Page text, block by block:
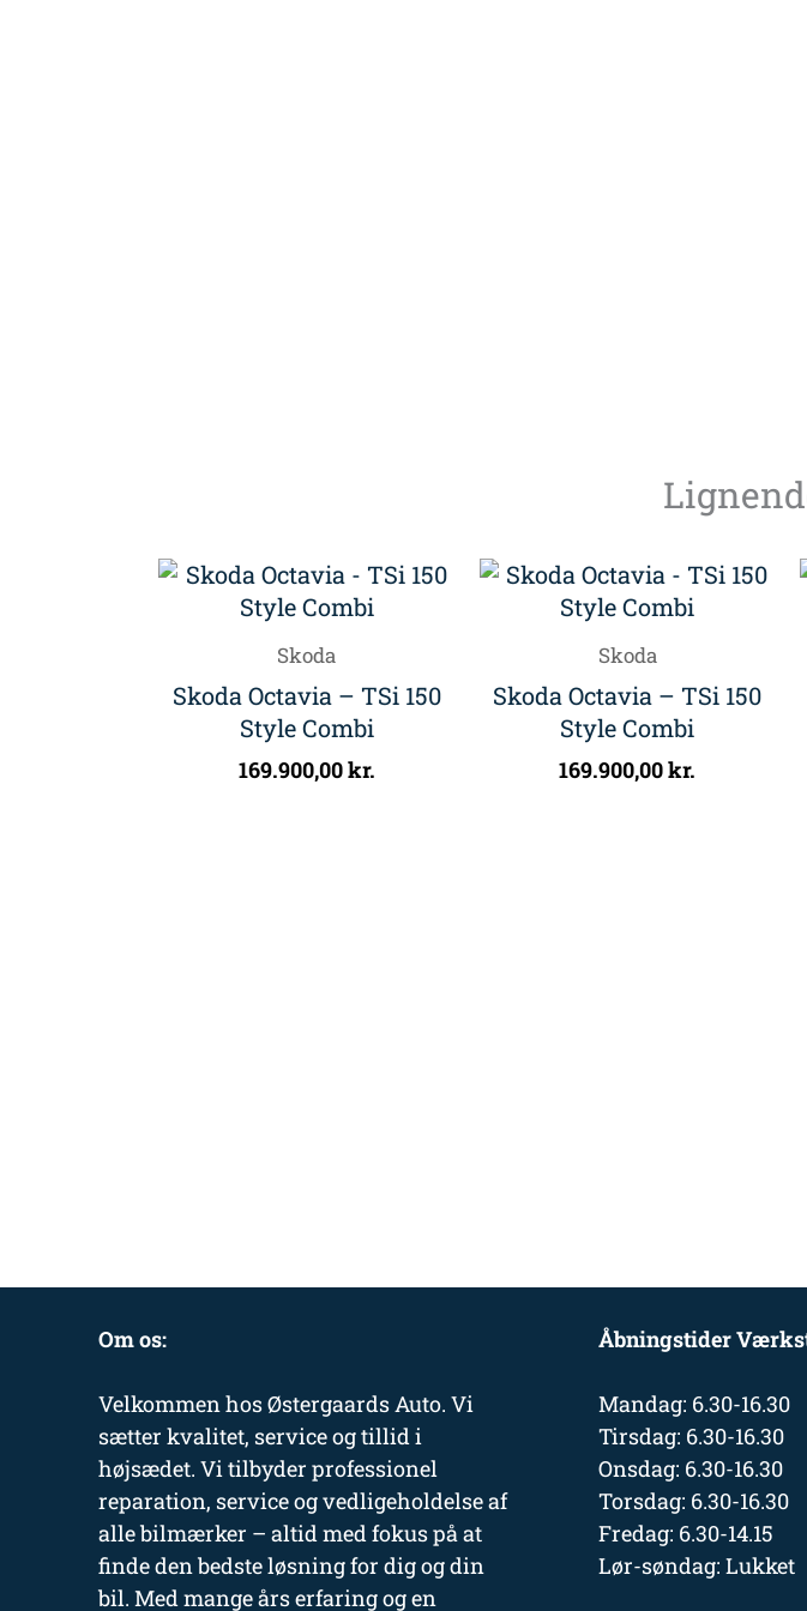
Skoda
Skoda Octavia – TSi 150
Style Combi
169.900,00kr.
Skoda
Skoda Octavia – TSi 150
Style Combi
169.900,00kr.
Om os:
Velkommen hos Østergaards Auto. Vi
sætter kvalitet, service og tillid i
højsædet. Vi tilbyder professionel
reparation, service og vedligeholdelse af
alle bilmærker – altid med fokus på at
finde den bedste løsning for dig og din
bil. Med mange års erfaring og en
Åbningstider
Mandag: 6.30-16.30
Tirsdag: 6.30-16.30
Onsdag: 6.30-16.30
Torsdag: 6.30-16.30
Fredag: 6.30-14.15
Lør-søndag: Lukket